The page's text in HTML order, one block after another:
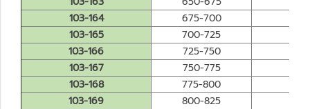
103-164
675-700
103-165
700-725
103-166
725-750
103-167
750-775
103-168
775-800
103-169
800-825